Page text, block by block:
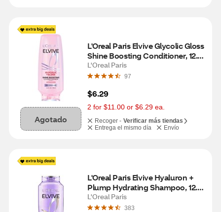
Agotado
L'Oreal Paris Elvive Glycolic Gloss
Shine Boosting Conditioner, 12.6
OZ
L'Oreal Paris
97
$6.29
2 for $11.00 or $6.29 ea.
Recoger - Verificar más tiendas
Entrega el mismo día
Envío
L'Oreal Paris Elvive Hyaluron +
Plump Hydrating Shampoo, 12.6
OZ
L'Oreal Paris
383